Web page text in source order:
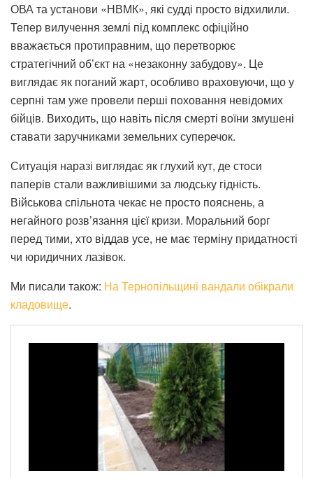
ОВА та установи «НВМК», які судді просто відхилили.
Тепер вилучення землі під комплекс офіційно
вважається протиправним, що перетворює
стратегічний об’єкт на «незаконну забудову». Це
виглядає як поганий жарт, особливо враховуючи, що у
серпні там уже провели перші поховання невідомих
бійців. Виходить, що навіть після смерті воїни змушені
ставати заручниками земельних суперечок.
Ситуація наразі виглядає як глухий кут, де стоси
паперів стали важливішими за людську гідність.
Військова спільнота чекає не просто пояснень, а
негайного розв’язання цієї кризи. Моральний борг
перед тими, хто віддав усе, не має терміну придатності
чи юридичних лазівок.
Ми писали також: На Тернопільщині вандали обікрали
кладовище.